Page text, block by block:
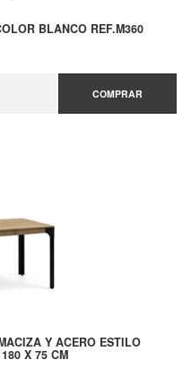
BLANCO REF.M360
COMPRAR
Y ACERO ESTILO
X 75 CM